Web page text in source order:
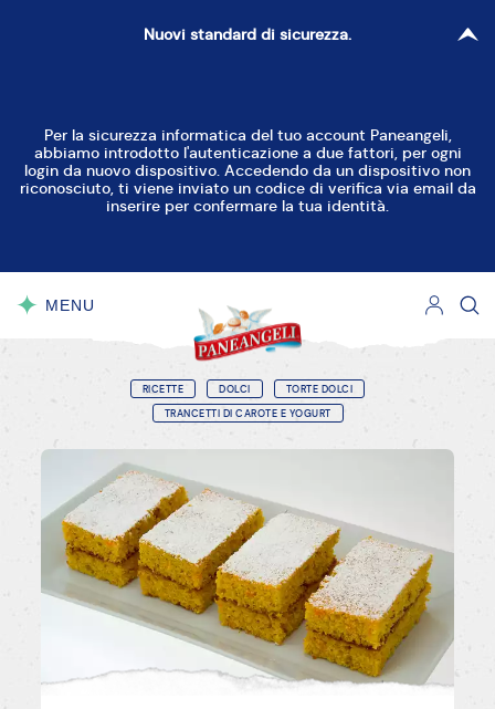
Nuovi standard di sicurezza.
Per la sicurezza informatica del tuo account Paneangeli,
abbiamo introdotto l'autenticazione a due fattori, per ogni
login da nuovo dispositivo. Accedendo da un dispositivo non
riconosciuto, ti viene inviato un codice di verifica via email da
inserire per confermare la tua identità.
MENU
RICETTE DOLCI
TORTE DOLCI
TRANCETTI DI CAROTE E YOGURT